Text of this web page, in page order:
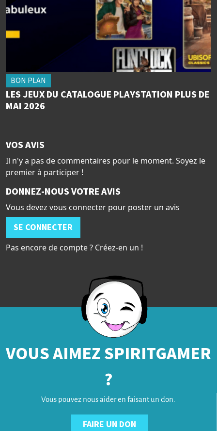
BON PLAN
LES JEUX DU CATALOGUE PLAYSTATION PLUS DE
MAI 2026
VOS AVIS
Il n'y a pas de commentaires pour le moment. Soyez le
premier à participer !
DONNEZ-NOUS VOTRE AVIS
Vous devez vous connecter pour poster un avis
SE CONNECTER
Pas encore de compte ? Créez-en un !
VOUS AIMEZ SPIRITGAMER
?
Vous pouvez nous aider en faisant un don.
FAIRE UN DON